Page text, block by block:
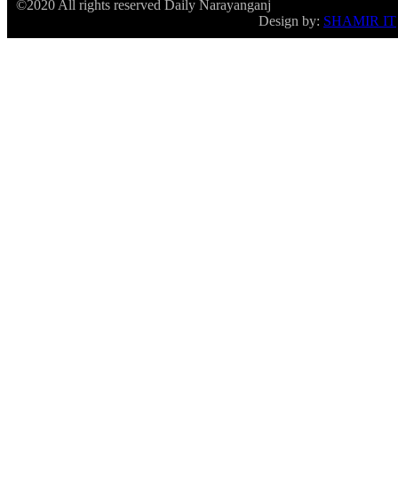
©2020 All rights reserved Daily Narayanganj
Design by: SHAMIR IT